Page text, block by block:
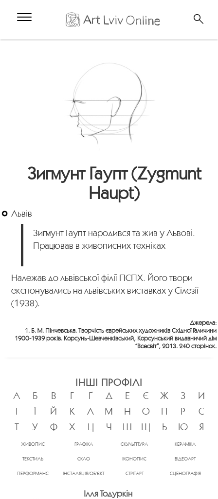
Зигмунт Гаупт (Zygmunt
Haupt)
Львів
Зигмунт Гаупт народився та жив у Львові.
Працював в живописних техніках
Належав до львівської філії ПСПХ. Його твори
експонувались на львівських виставках у Сілезії
(1938).
Джерела:
1. Б. М. Пінчевська. Творчість єврейських художників Східної Галичини
1900-1939 років. Корсунь-Шевченківський, Корсунський видавничий дім
“Всесвіт”, 2013. 240 сторінок.
ІНШІ ПРОФІЛІ
А
Б В Г Ґ Д Е Є Ж З
И
І
Ї Й К Л М Н О П Р
С
Т
У Ф Х Ц Ч Ш Щ Ь Ю Я
ЖИВОПИС ГРАФІКА СКУЛЬПТУРА КЕРАМІКА
ТЕКСТИЛЬ СКЛО ІКОНОПИС ВІДЕОАРТ
ПЕРФОРМАНС ІНСТАЛЯЦІЯ/ОБ’ЄКТ СТРІТАРТ СЦЕНОГРАФІЯ
Ілля Тодуркін